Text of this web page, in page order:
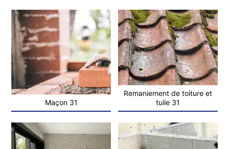
Maçon 31
Remaniement de toiture et
tuile 31